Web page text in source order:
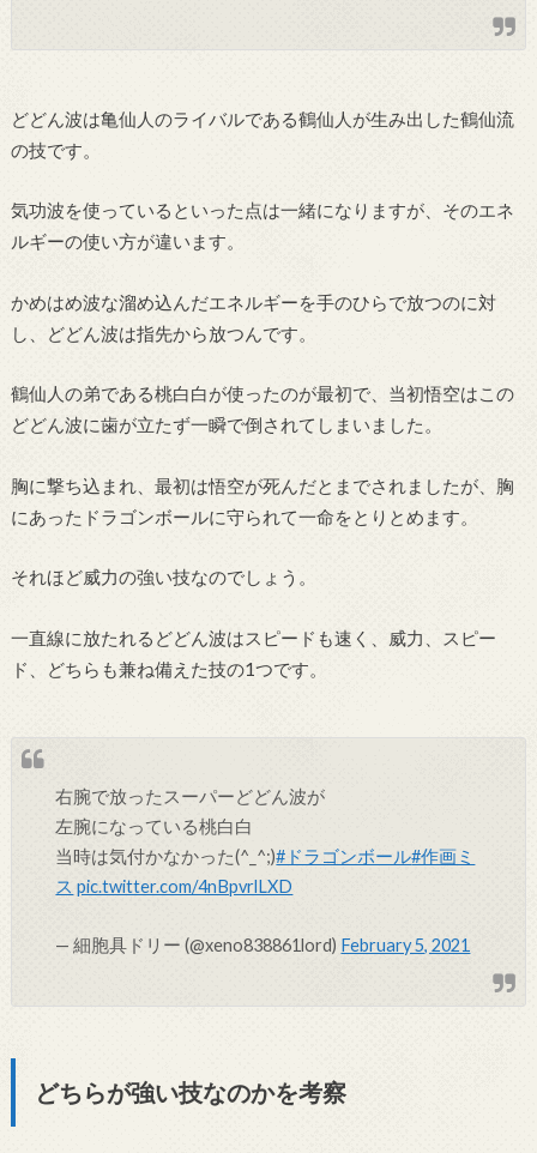
どどん波は亀仙人のライバルである鶴仙人が生み出した鶴仙流
の技です。
気功波を使っているといった点は一緒になりますが、そのエネ
ルギーの使い方が違います。
かめはめ波な溜め込んだエネルギーを手のひらで放つのに対
し、どどん波は指先から放つんです。
鶴仙人の弟である桃白白が使ったのが最初で、当初悟空はこの
どどん波に歯が立たず一瞬で倒されてしまいました。
胸に撃ち込まれ、最初は悟空が死んだとまでされましたが、胸
にあったドラゴンボールに守られて一命をとりとめます。
それほど威力の強い技なのでしょう。
一直線に放たれるどどん波はスピードも速く、威力、スピー
ド、どちらも兼ね備えた技の1つです。
右腕で放ったスーパーどどん波が
左腕になっている桃白白
当時は気付かなかった(^_^;)#ドラゴンボール#作画ミ
ス pic.twitter.com/4nBpvrlLXD
— 細胞具ドリー (@xeno838861lord) February 5, 2021
どちらが強い技なのかを考察